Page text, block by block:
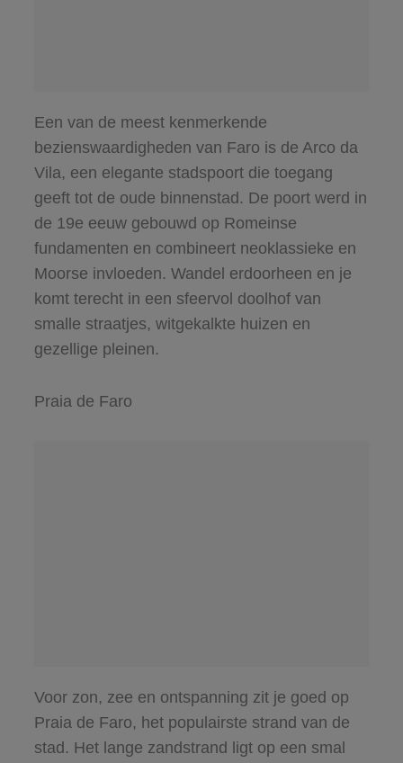
Een van de meest kenmerkende
bezienswaardigheden van Faro is de Arco da
Vila, een elegante stadspoort die toegang
geeft tot de oude binnenstad. De poort werd in
de 19e eeuw gebouwd op Romeinse
fundamenten en combineert neoklassieke en
Moorse invloeden. Wandel erdoorheen en je
komt terecht in een sfeervol doolhof van
smalle straatjes, witgekalkte huizen en
gezellige pleinen.
Praia de Faro
Voor zon, zee en ontspanning zit je goed op
Praia de Faro, het populairste strand van de
stad. Het lange zandstrand ligt op een smal